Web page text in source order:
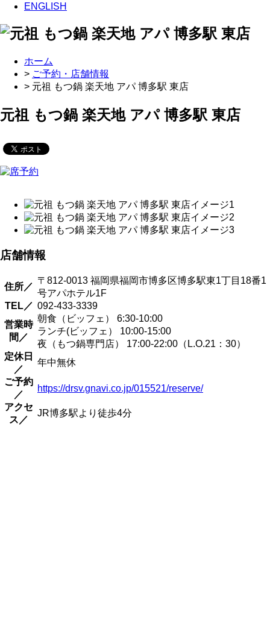
ENGLISH
ホーム
> ご予約・店舗情報
> 元祖 もつ鍋 楽天地 アパ 博多駅 東店
元祖 もつ鍋 楽天地 アパ 博多駅 東店
店舗情報
住所／
〒812-0013 福岡県福岡市博多区博多駅東1丁目18番1
号アパホテル1F
TEL／ 092-433-3339
営業時
間／
朝食（ビッフェ） 6:30-10:00
ランチ(ビッフェ） 10:00-15:00
夜（もつ鍋専門店） 17:00-22:00（L.O.21：30）
定休日
／
年中無休
ご予約
／
https://drsv.gnavi.co.jp/015521/reserve/
アクセ
ス／
JR博多駅より徒歩4分